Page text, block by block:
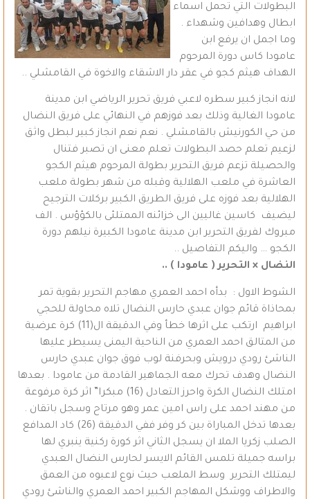
البطولات التي تحمل اسماء
ابطال وهدافين وشهداء .
وما اجمل ان يرفع ابن
عامودا كاس دورة المرحوم
الهداف هيثم كجو في عقر دار الاشقاء والاخوة في القامشلي ..
لانه انجاز كبير سطره لاعبي فريق تحرير الرياضي ابن مدينة
عامودا الغالية وذلك بعد فوزهم في النهائي على فريق النضال
من حي الكورنيش بالقامشلي . نعم نعم انجاز كبير لبطل واثق
لزعيم تعلم حصد البطولات تعلم معنى ان تصبر فتنال
والحصيلة تزعم فريق التحرير بطولة المرحوم هيثم الكجو
العاشرة في ملعب الهلالية وقبله من شهر بطولة ملعب
الهلالية بعد فوزه على فريق الطريق الكبير بركلات الترجيح
ليضيف كاسين غاليين الى خزائنه الممتلئى بالكؤؤس . الف
مبروك لفريق التحرير ابن مدينة عامودا الكبيرة نيلهم دورة
الكجو … واليكم التفاصيل ..
النضال × التحرير ( عامودا ) ..
الشوط الاول : بدأه احمد العمري مهاجم التحرير بقوية تمر
بمحاذاة قائم جوان عبدي حارس النضال تلاه محاولة للحجي
ابراهيم ارتكب على اثرها خطأ وفي الدقيقة ال(11) كرة عرضية
من المتالق احمد العمري من الناحية اليمنى يسيطر عليها
الناشئ رودي درويش وبحرفنة لوب فوق جوان عبدي حارس
النضال وهدف تحرك معه الجماهير القادمة من عامودا . بعدها
امتلك النضال الكرة واحرز التعادل (16) مبكرا” اثر كرة مرفوعة
من مهند احمد على راس امين عمر وهو مرتاح وسجل باتقان .
بعدها تدخل المباراة بين كر وفر ففي الدقيقة (26) كاد المدافع
الصلب زكريا الملا ان يسجل الثاني اثر كورة ركنية ينبري لها
براسه جميلة تلمس القائم الايسر لحارس النضال العبدي
ليمتلك التحرير وسط الملعب حيث نوع لاعبوه من العمق
والاطراف ووشكل المهاجم الكبير احمد العمري والناشئ رودي